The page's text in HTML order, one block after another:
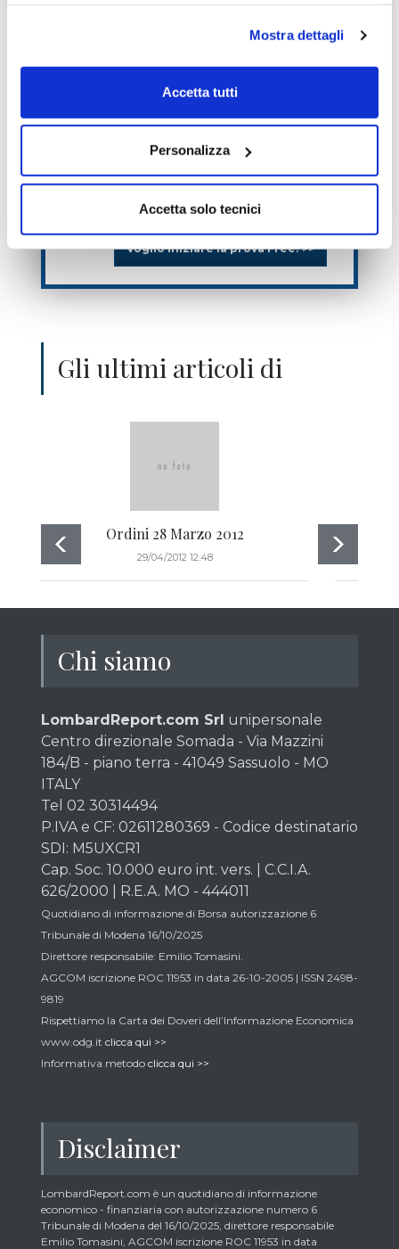
Mostra dettagli
Accetta tutti
Personalizza
Accetta solo tecnici
Ho letto e accetto l’informativa
Voglio iniziare la prova Free! >>
Gli ultimi articoli di
Ordini 28 Marzo 2012
29/04/2012 12:48
Chi siamo
LombardReport.com Srl unipersonale
Centro direzionale Somada - Via Mazzini
184/B - piano terra - 41049 Sassuolo - MO
ITALY
Tel 02 30314494
P.IVA e CF: 02611280369 - Codice destinatario
SDI: M5UXCR1
Cap. Soc. 10.000 euro int. vers. | C.C.I.A.
626/2000 | R.E.A. MO - 444011
Quotidiano di informazione di Borsa autorizzazione 6
Tribunale di Modena 16/10/2025
Direttore responsabile: Emilio Tomasini.
AGCOM iscrizione ROC 11953 in data 26-10-2005 | ISSN 2498-
9819
Rispettiamo la Carta dei Doveri dell’Informazione Economica
www.odg.it clicca qui >>
Informativa metodo clicca qui >>
Disclaimer
LombardReport.com è un quotidiano di informazione
economico - finanziaria con autorizzazione numero 6
Tribunale di Modena del 16/10/2025, direttore responsabile
Emilio Tomasini, AGCOM iscrizione ROC 11953 in data